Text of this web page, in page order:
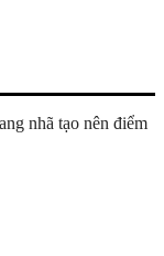
nhã tạo nên điểm